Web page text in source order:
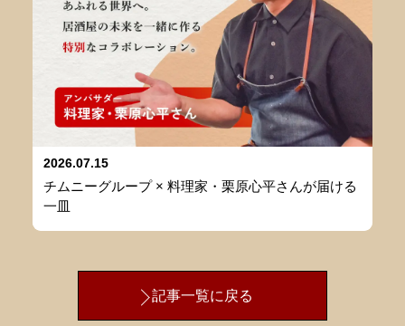
2026.07.15
チムニーグループ × 料理家・栗原心平さんが届ける
一皿
記事一覧に戻る